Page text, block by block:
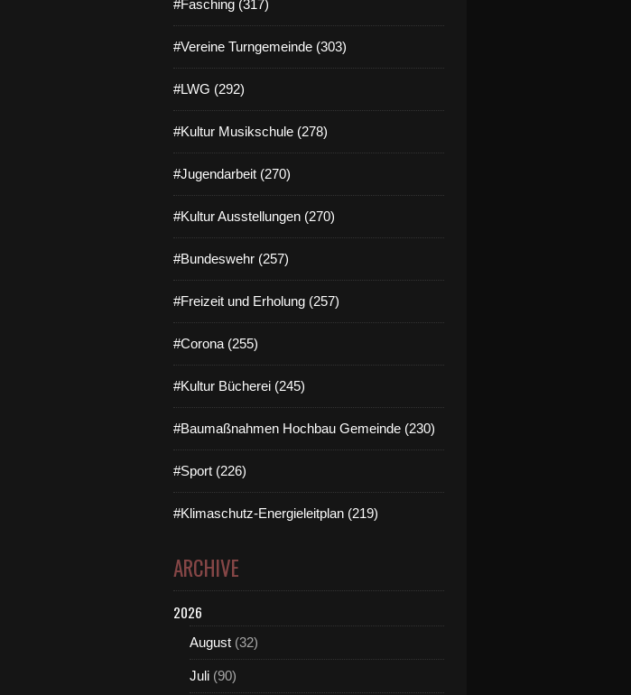
#Fasching (317)
#Vereine Turngemeinde (303)
#LWG (292)
#Kultur Musikschule (278)
#Jugendarbeit (270)
#Kultur Ausstellungen (270)
#Bundeswehr (257)
#Freizeit und Erholung (257)
#Corona (255)
#Kultur Bücherei (245)
#Baumaßnahmen Hochbau Gemeinde (230)
#Sport (226)
#Klimaschutz-Energieleitplan (219)
ARCHIVE
2026
August (32)
Juli (90)